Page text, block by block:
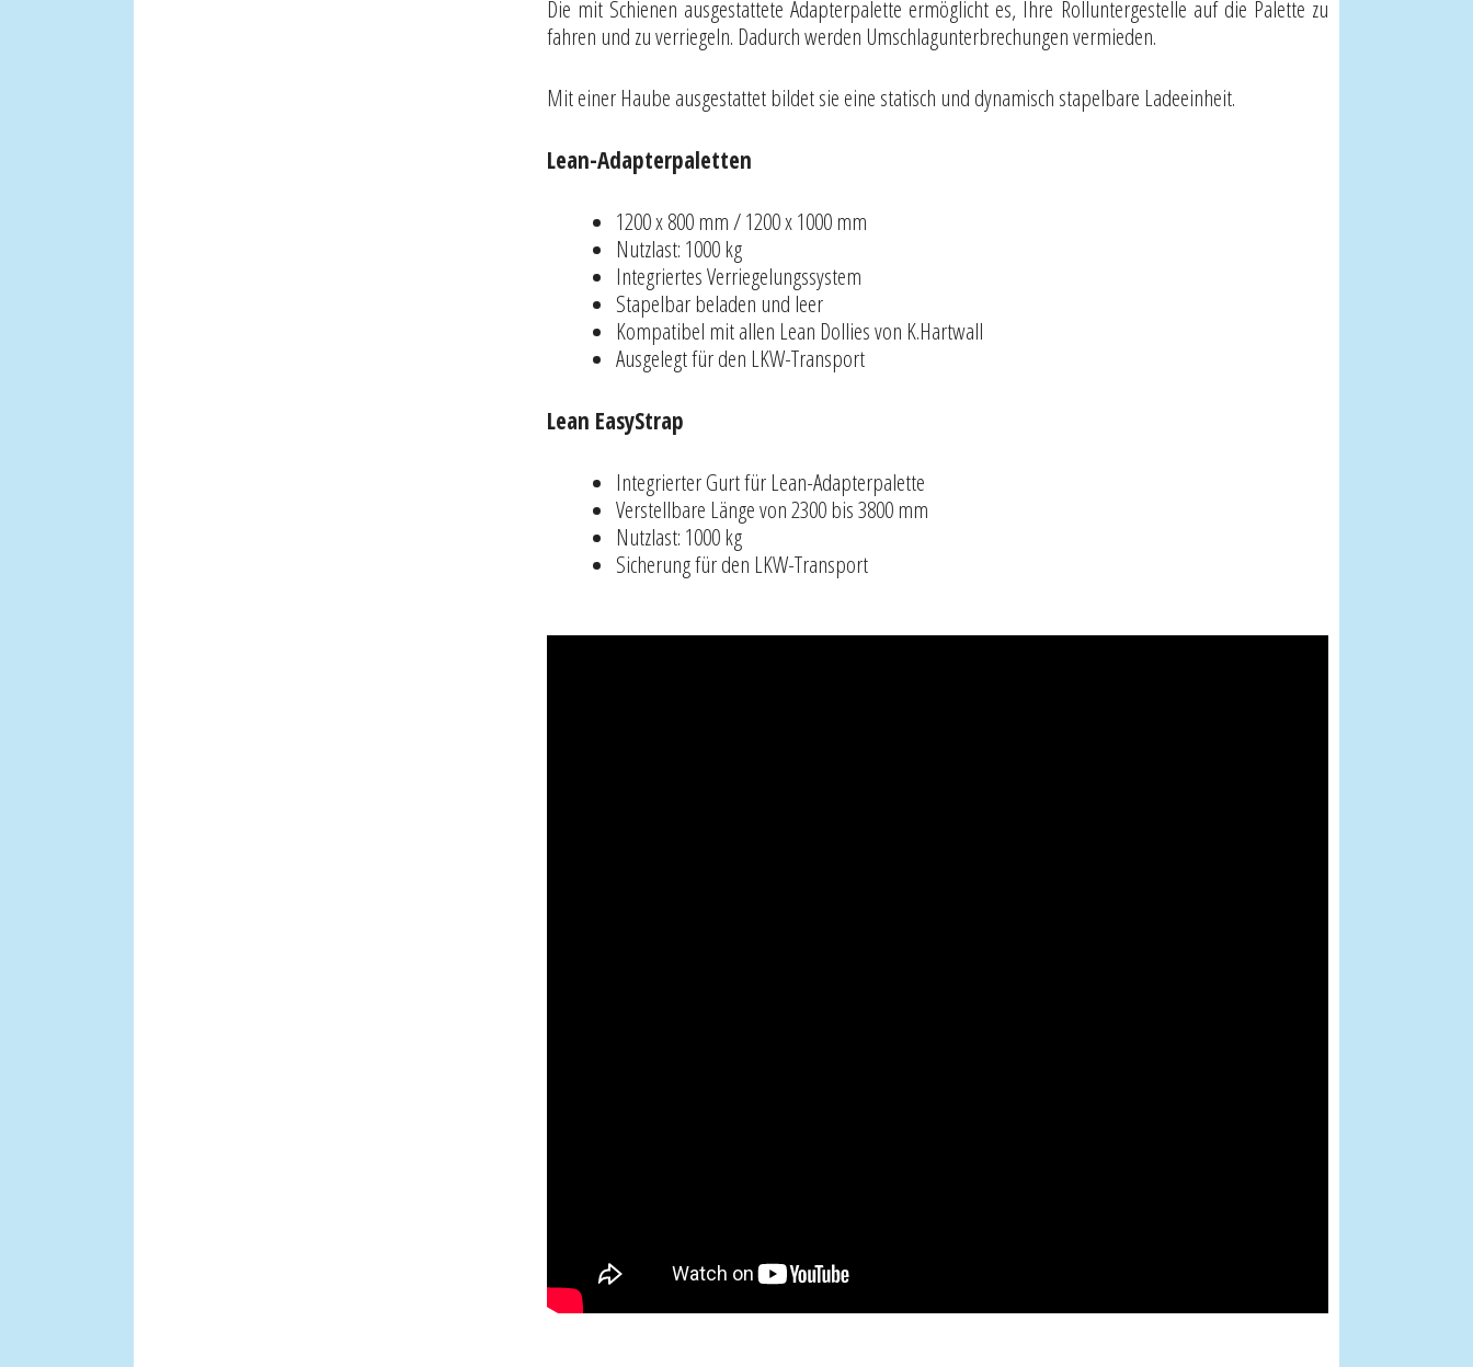
Die mit Schienen ausgestattete Adapterpalette ermöglicht es, Ihre Rolluntergestelle auf die Palette zu
fahren und zu verriegeln. Dadurch werden Umschlagunterbrechungen vermieden.
Mit einer Haube ausgestattet bildet sie eine statisch und dynamisch stapelbare Ladeeinheit.
Lean-Adapterpaletten
1200 x 800 mm / 1200 x 1000 mm
Nutzlast: 1000 kg
Integriertes Verriegelungssystem
Stapelbar beladen und leer
Kompatibel mit allen Lean Dollies von K.Hartwall
Ausgelegt für den LKW-Transport
Lean EasyStrap
Integrierter Gurt für Lean-Adapterpalette
Verstellbare Länge von 2300 bis 3800 mm
Nutzlast: 1000 kg
Sicherung für den LKW-Transport